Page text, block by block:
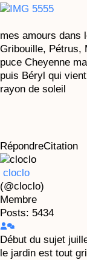
mes amours dans
Gribouille, Pétrus,
puce Cheyenne
puis Béryl qui
rayon de soleil
RépondreCitation
cloclo
(@cloclo)
Membre
Posts: 5434
Début du sujet
le jardin est tout